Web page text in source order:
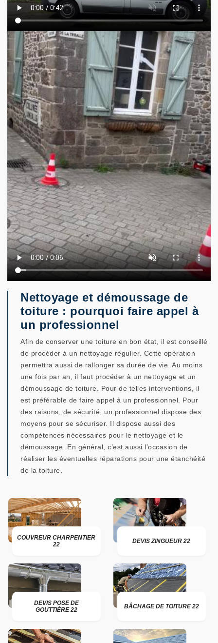
Nettoyage et démoussage de
toiture : pourquoi faire appel à
un professionnel
Afin de conserver une toiture en bon état, il est conseillé
de procéder à un nettoyage régulier. Cette opération
permettra aussi de rallonger sa durée de vie. Au moins
une fois par an, il faut procéder à un nettoyage et un
démoussage de toiture. Pour de telles interventions, il
est préférable de faire appel à un professionnel. Pour
des raisons, de sécurité, un professionnel dispose des
moyens pour se sécuriser. Il dispose aussi des
compétences nécessaires pour le nettoyage et le
démoussage. En général, c’est aussi l’occasion de
réaliser les éventuelles réparations pour une étanchéité
de la toiture.
COUVREUR CHARPENTIER
22
DEVIS ZINGUEUR 22
DEVIS POSE DE
GOUTTIÈRE 22
BÂCHAGE DE TOITURE 22